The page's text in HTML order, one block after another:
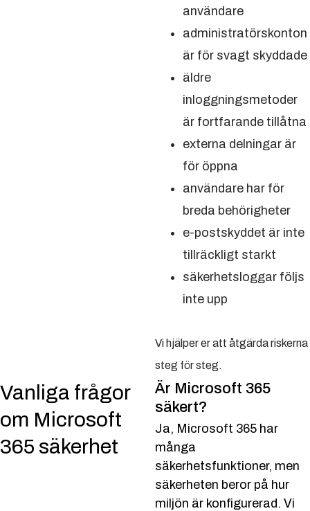
användare
administratörskonton
är för svagt skyddade
äldre
inloggningsmetoder
är fortfarande tillåtna
externa delningar är
för öppna
användare har för
breda behörigheter
e-postskyddet är inte
tillräckligt starkt
säkerhetsloggar följs
inte upp
Vi hjälper er att åtgärda riskerna
steg för steg.
Vanliga frågor
om Microsoft
365 säkerhet
Är Microsoft 365
säkert?
Ja, Microsoft 365 har
många
säkerhetsfunktioner, men
säkerheten beror på hur
miljön är konfigurerad. Vi